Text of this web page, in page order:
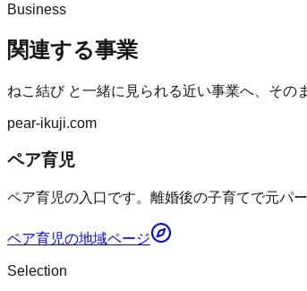
Business
関連する事業
ねこ結びと一緒に見られる近い事業へ、その
pear-ikuji.com
ペア育児
ペア育児の入口です。離婚後の子育てで元パ
ペア育児の地域ページ
Selection